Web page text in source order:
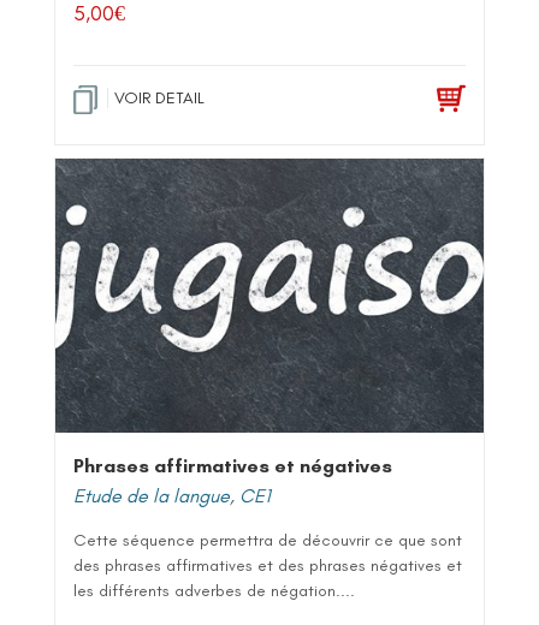
5,00€
VOIR DETAIL
Phrases affirmatives et négatives
Etude de la langue, CE1
Cette séquence permettra de découvrir ce que sont
des phrases affirmatives et des phrases négatives et
les différents adverbes de négation....